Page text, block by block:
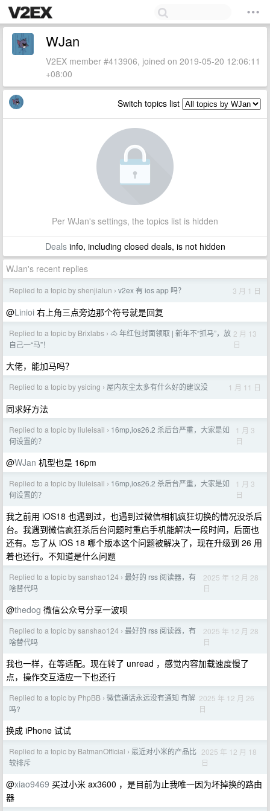
WJan
V2EX member #413906, joined on 2019-05-20 12:06:11
+08:00
Switch topics list
Per WJan's settings, the topics list is hidden
Dealsinfo, including closed deals, is not hidden
WJan's recent replies
Replied to a topic by shenjialun › v2ex 有 ios app 吗？ 3 月 1 日
@Linioi 右上角三点旁边那个符号就是回复
Replied to a topic by Brixlabs › 🐴 年红包封面领取 | 新年不“抓马”，放
自己一“马”！
2 月 13
日
大佬，能加马吗？
Replied to a topic by ysicing › 屋内灰尘太多有什么好的建议没 1 月 11 日
同求好方法
Replied to a topic by liuleisail › 16mp,ios26.2 杀后台严重，大家是如
何设置的？
1 月 3
日
@WJan 机型也是 16pm
Replied to a topic by liuleisail › 16mp,ios26.2 杀后台严重，大家是如
何设置的？
1 月 3
日
我之前用 iOS18 也遇到过，也遇到过微信相机疯狂切换的情况没杀后
台。我遇到微信疯狂杀后台问题时重启手机能解决一段时间，后面也
还有。忘了从 iOS 18 哪个版本这个问题被解决了，现在升级到 26 用
着也还行。不知道是什么问题
Replied to a topic by sanshao124 › 最好的 rss 阅读器，有
啥替代吗
2025 年 12 月 28
日
@thedog 微信公众号分享一波呗
Replied to a topic by sanshao124 › 最好的 rss 阅读器，有
啥替代吗
2025 年 12 月 28
日
我也一样，在等适配。现在转了 unread ，感觉内容加载速度慢了
点，操作交互适应一下也还行
Replied to a topic by PhpBB › 微信通话永远没有通知 有解
吗?
2025 年 12 月 26
日
换成 iPhone 试试
Replied to a topic by BatmanOfficial › 最近对小米的产品比
较排斥
2025 年 12 月 18
日
@xiao9469 买过小米 ax3600 ，是目前为止我唯一因为坏掉换的路由
器